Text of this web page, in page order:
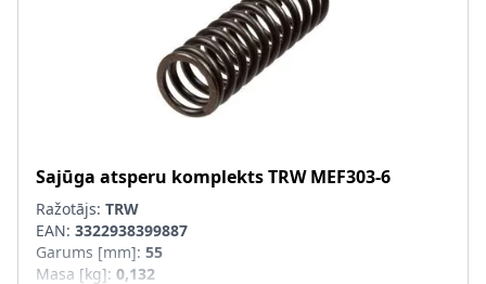
Sajūga atsperu komplektsTRW MEF303-6
Ražotājs: TRW
EAN: 3322938399887
Garums [mm]: 55
Masa [kg]: 0,132